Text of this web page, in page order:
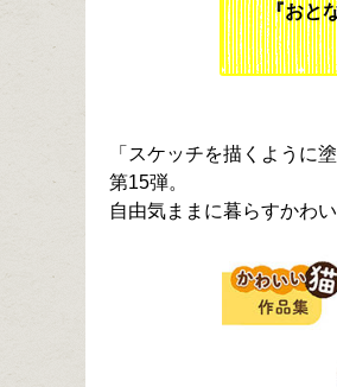
『おと
「スケッチを描くように
第15弾。
自由気ままに暮らすかわ